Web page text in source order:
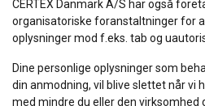
CERTEX Danmark A/S har også
organisatoriske foranstaltninger for
oplysninger mod f.eks. tab og
Dine personlige oplysninger som
din anmodning, vil blive slettet når vi
med mindre du eller den
Denne
cookies
Vi bruger cookies til at
annoncer og til at